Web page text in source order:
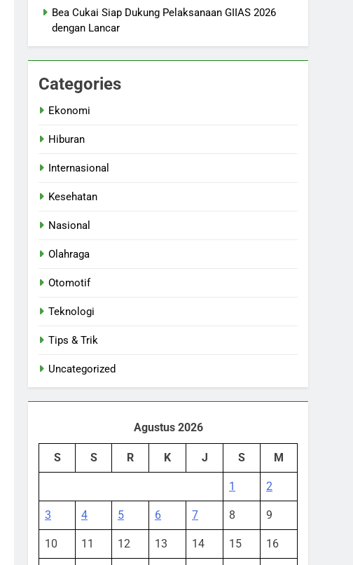
Bea Cukai Siap Dukung Pelaksanaan GIIAS 2026
dengan Lancar
Categories
Ekonomi
Hiburan
Internasional
Kesehatan
Nasional
Olahraga
Otomotif
Teknologi
Tips & Trik
Uncategorized
Agustus 2026
S S R K J S M
1 2
3 4 5 6 7 8 9
10 11 12 13 14 15 16